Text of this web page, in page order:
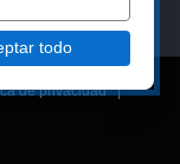
de privacidad|
todo